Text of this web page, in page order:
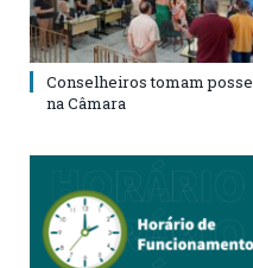
Conselheiros tomam posse
na Câmara